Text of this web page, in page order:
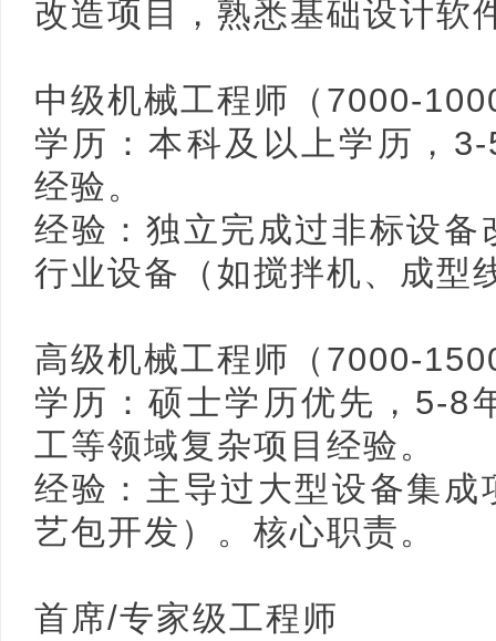
改造项⽬，熟悉基础设计软
中级机械工程师（7000-
学历：本科及以上学历，
经验。
经验：独立完成过非标设
行业设备（如搅拌机、成型
高级机械工程师（7000-
学历：硕⼠学历优先，5-8
工等领域复杂项目经验。
经验：主导过大型设备集
艺包开发）。核心职责。
首席/专家级工程师